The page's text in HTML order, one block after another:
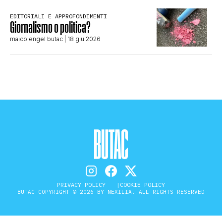
EDITORIALI E APPROFONDIMENTI
Giornalismo o politica?
maicolengel butac | 18 giu 2026
PRIVACY POLICY COOKIE POLICY
BUTAC COPYRIGHT © 2026 BY NEXILIA. ALL RIGHTS RESERVED